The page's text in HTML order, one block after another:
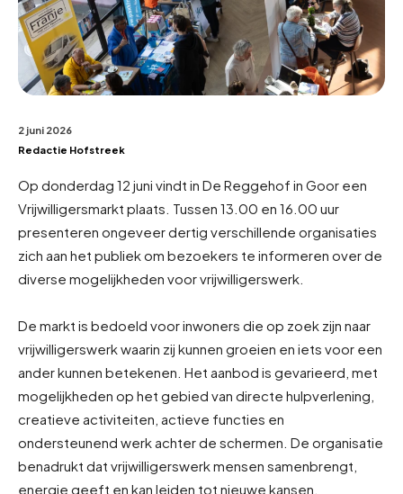
2 juni 2026
Redactie Hofstreek
Op donderdag 12 juni vindt in De Reggehof in Goor een
Vrijwilligersmarkt plaats. Tussen 13.00 en 16.00 uur
presenteren ongeveer dertig verschillende organisaties
zich aan het publiek om bezoekers te informeren over de
diverse mogelijkheden voor vrijwilligerswerk.
De markt is bedoeld voor inwoners die op zoek zijn naar
vrijwilligerswerk waarin zij kunnen groeien en iets voor een
ander kunnen betekenen. Het aanbod is gevarieerd, met
mogelijkheden op het gebied van directe hulpverlening,
creatieve activiteiten, actieve functies en
ondersteunend werk achter de schermen. De organisatie
benadrukt dat vrijwilligerswerk mensen samenbrengt,
energie geeft en kan leiden tot nieuwe kansen,